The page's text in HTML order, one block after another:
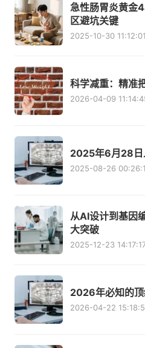
急性肠胃炎黄金
区避坑关键
2025-10-30 11:12:01
科学减重：精准
2026-04-09
2025年6月28日
2025-08-26
从AI设计到基因
大突破
2025-12-23
2026年必知的
2026-04-22